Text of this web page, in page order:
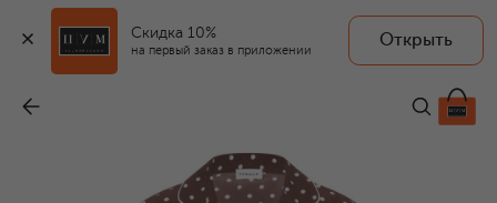
Скидка 10%
на первый заказ в приложении
Открыть
83 650 ₽